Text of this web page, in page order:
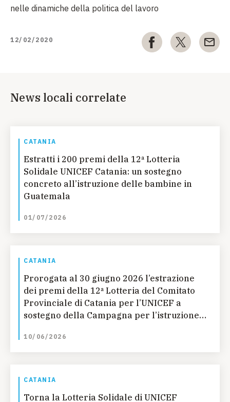
nelle dinamiche della politica del lavoro
12/02/2020
News locali correlate
CATANIA
Estratti i 200 premi della 12ª Lotteria
Solidale UNICEF Catania: un sostegno
concreto all’istruzione delle bambine in
Guatemala
01/07/2026
CATANIA
Prorogata al 30 giugno 2026 l’estrazione
dei premi della 12ª Lotteria del Comitato
Provinciale di Catania per l’UNICEF a
sostegno della Campagna per l’istruzione
10/06/2026
CATANIA
Torna la Lotteria Solidale di UNICEF